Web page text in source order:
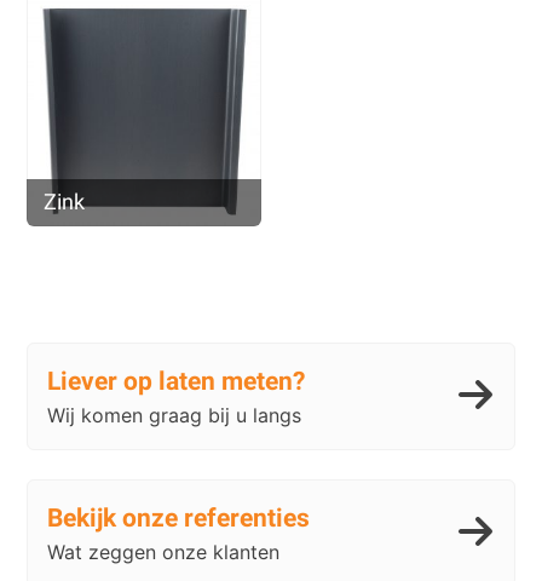
Zink
Liever op laten meten?
Wij komen graag bij u langs
Bekijk onze referenties
Wat zeggen onze klanten